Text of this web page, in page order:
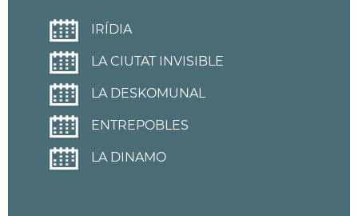
IRÍDIA
LA CIUTAT INVISIBLE
LA DESKOMUNAL
ENTREPOBLES
LA DINAMO